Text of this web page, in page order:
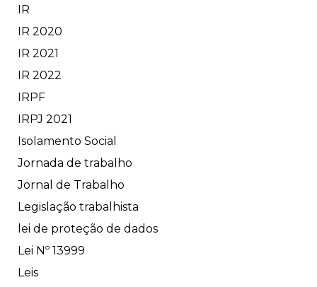
IR
IR 2020
IR 2021
IR 2022
IRPF
IRPJ 2021
Isolamento Social
Jornada de trabalho
Jornal de Trabalho
Legislação trabalhista
lei de proteção de dados
Lei Nº 13999
Leis